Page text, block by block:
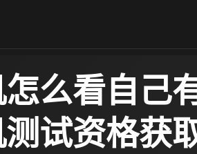
么看自己
试资格获